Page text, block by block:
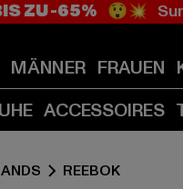
ZU -65% 😲💥
MÄNNER FRAUEN
ACCESSOIRES
REEBOK